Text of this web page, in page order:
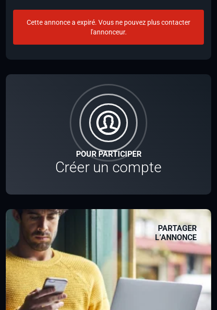
POUR PARTICIPER
Créer un compte
PARTAGER
L’ANNONCE
Cette annonce a expiré. Vous ne pouvez plus contacter
l'annonceur.